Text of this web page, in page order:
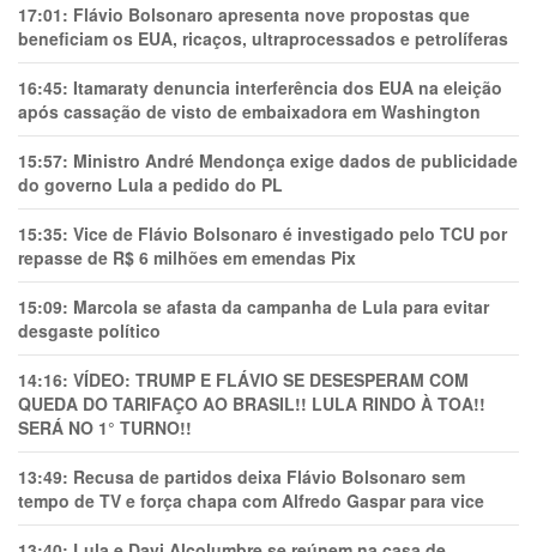
17:01: Flávio Bolsonaro apresenta nove propostas que
beneficiam os EUA, ricaços, ultraprocessados e petrolíferas
16:45: Itamaraty denuncia interferência dos EUA na eleição
após cassação de visto de embaixadora em Washington
15:57: Ministro André Mendonça exige dados de publicidade
do governo Lula a pedido do PL
15:35: Vice de Flávio Bolsonaro é investigado pelo TCU por
repasse de R$ 6 milhões em emendas Pix
15:09: Marcola se afasta da campanha de Lula para evitar
desgaste político
14:16: VÍDEO: TRUMP E FLÁVIO SE DESESPERAM COM
QUEDA DO TARIFAÇO AO BRASIL!! LULA RINDO À TOA!!
SERÁ NO 1° TURNO!!
13:49: Recusa de partidos deixa Flávio Bolsonaro sem
tempo de TV e força chapa com Alfredo Gaspar para vice